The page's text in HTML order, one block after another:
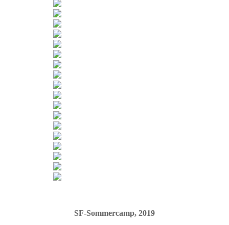
SF-Sommercamp, 2019